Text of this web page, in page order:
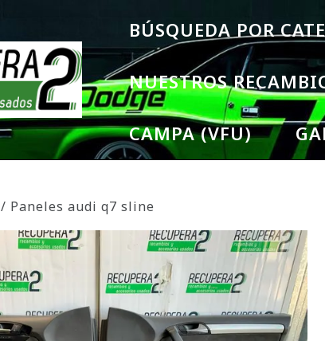
BÚSQUEDA POR
NUESTROS
CAMPA (VFU)
/ Paneles audi q7 sline